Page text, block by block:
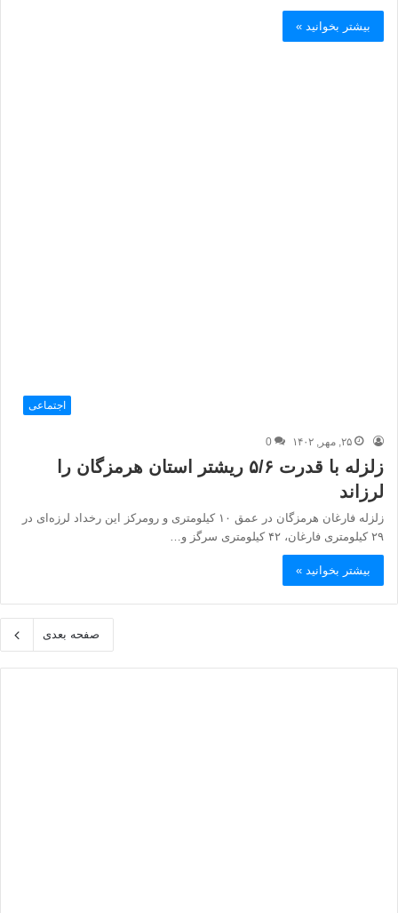
بیشتر بخوانید »
اجتماعی
۲۵, مهر, ۱۴۰۲ 0
زلزله با قدرت ۵/۶ ریشتر استان هرمزگان را
لرزاند
زلزله فارغان هرمزگان در عمق ۱۰ کیلومتری و رومرکز این رخداد لرزه‌ای در
۲۹ کیلومتری فارغان، ۴۲ کیلومتری سرگز و…
بیشتر بخوانید »
صفحه بعدی